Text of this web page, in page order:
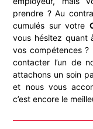
prendre ? Au
cumulés sur votre
vous hésitez quant
vos compétences ?
contacter l’un de
attachons un soin
et nous vous
c’est encore le